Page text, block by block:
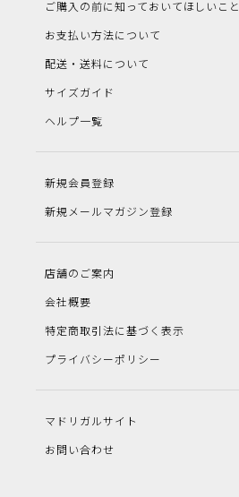
ご購入の前に知っておいてほしいこと
お支払い方法について
配送・送料について
サイズガイド
ヘルプ一覧
新規会員登録
新規メールマガジン登録
店舗のご案内
会社概要
特定商取引法に基づく表示
プライバシーポリシー
マドリガルサイト
お問い合わせ